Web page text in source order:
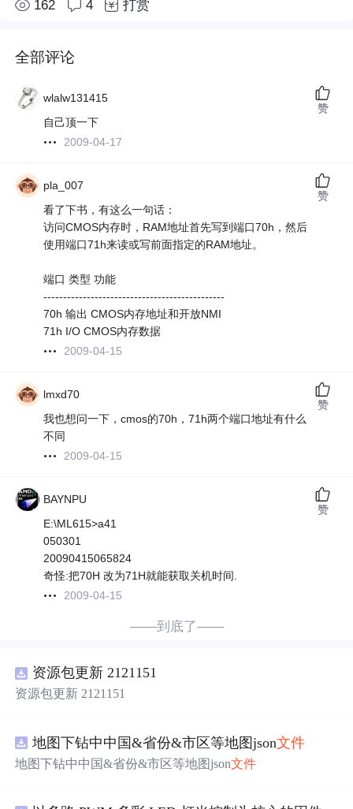
162 4 打赏
全部评论
wlalw131415
自己顶一下
2009-04-17
赞
pla_007
看了下书，有这么一句话：
访问CMOS内存时，RAM地址首先写到端口70h，然后
使用端口71h来读或写前面指定的RAM地址。
端口 类型 功能
----------------------------------------------
70h 输出 CMOS内存地址和开放NMI
71h I/O CMOS内存数据
2009-04-15
赞
lmxd70
我也想问一下，cmos的70h，71h两个端口地址有什么
不同
2009-04-15
赞
BAYNPU
E:\ML615>a41
050301
20090415065824
奇怪:把70H 改为71H就能获取关机时间.
2009-04-15
赞
——到底了——
资源包更新 2121151
资源包更新 2121151
地图下钻中中国&省份&市区等地图json文件
地图下钻中中国&省份&市区等地图json文件